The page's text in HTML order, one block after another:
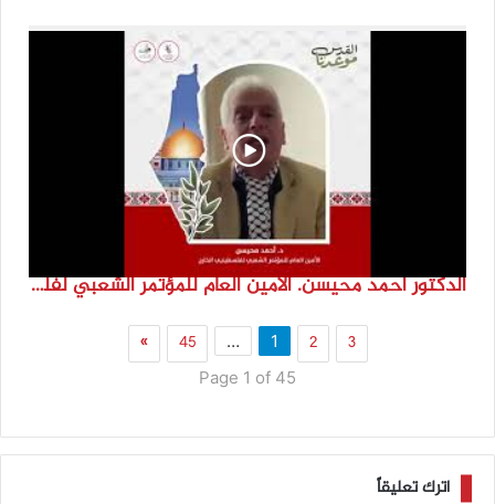
الدكتور احمد محيسن. الامين العام للمؤتمر الشعبي لفلسطينيي الخارج
1 2 3
…
45
»
Page 1 of 45
اترك تعليقاً